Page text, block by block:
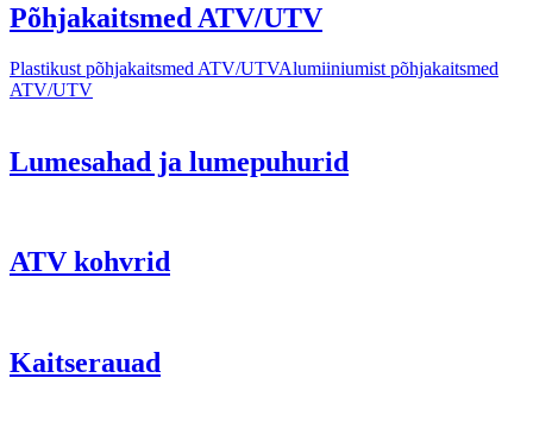
Põhjakaitsmed ATV/UTV
Plastikust põhjakaitsmed ATV/UTVAlumiiniumist põhjakaitsmed
ATV/UTV
Lumesahad ja lumepuhurid
ATV kohvrid
Kaitserauad